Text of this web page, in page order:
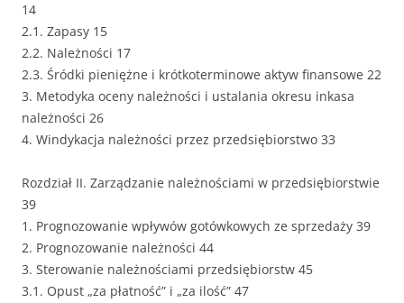
14
2.1. Zapasy 15
2.2. Należności 17
2.3. Śródki pieniężne i krótkoterminowe aktyw finansowe 22
3. Metodyka oceny należności i ustalania okresu inkasa
należności 26
4. Windykacja należności przez przedsiębiorstwo 33
Rozdział II. Zarządzanie należnościami w przedsiębiorstwie
39
1. Prognozowanie wpływów gotówkowych ze sprzedaży 39
2. Prognozowanie należności 44
3. Sterowanie należnościami przedsiębiorstw 45
3.1. Opust „za płatność” i „za ilość” 47